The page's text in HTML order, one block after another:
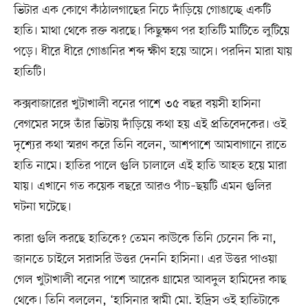
ভিটার এক কোণে কাঁঠালগাছের নিচে দাঁড়িয়ে গোঙাচ্ছে একটি
হাতি। মাথা থেকে রক্ত ঝরছে। কিছুক্ষণ পর হাতিটি মাটিতে লুটিয়ে
পড়ে। ধীরে ধীরে গোঙানির শব্দ ক্ষীণ হয়ে আসে। পরদিন মারা যায়
হাতিটি।
কক্সবাজারের খুটাখালী বনের পাশে ৩৫ বছর বয়সী হাসিনা
বেগমের সঙ্গে তাঁর ভিটায় দাঁড়িয়ে কথা হয় এই প্রতিবেদকের। ওই
দৃশ্যের কথা স্মরণ করে তিনি বলেন, আশপাশে আমবাগানে রাতে
হাতি নামে। হাতির পালে গুলি চালালে এই হাতি আহত হয়ে মারা
যায়। এখানে গত কয়েক বছরে আরও পাঁচ–ছয়টি এমন গুলির
ঘটনা ঘটেছে।
কারা গুলি করছে হাতিকে? তেমন কাউকে তিনি চেনেন কি না,
জানতে চাইলে সরাসরি উত্তর দেননি হাসিনা। এর উত্তর পাওয়া
গেল খুটাখালী বনের পাশে আরেক গ্রামের আবদুল হামিদের কাছ
থেকে। তিনি বললেন, ‘হাসিনার স্বামী মো. ইদ্রিস ওই হাতিটাকে